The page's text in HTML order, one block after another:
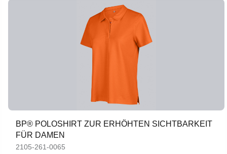
BP® POLOSHIRT ZUR ERHÖHTEN SICHTBARKEIT
FÜR DAMEN
2105-261-0065